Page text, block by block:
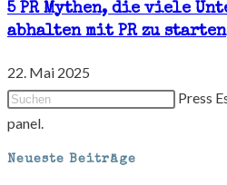
5 PR Mythen, die viele
abhalten mit PR zu starten
22. Mai 2025
Press
panel.
Neueste Beiträge